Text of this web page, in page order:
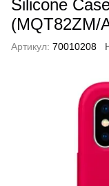
Silicone
(MQT82ZM/
Артикул: 70010208